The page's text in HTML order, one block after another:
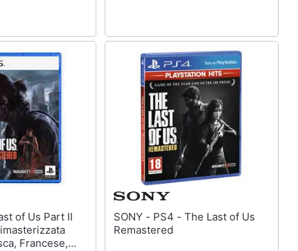
Francese,
SONY - PS4 - The Last of Us
Remastered